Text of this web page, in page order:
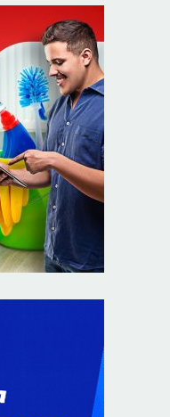
Nardes em
a crianças
sexual no DF
a 6ª Feira
de
feira (6)
direitos e canais
da propaganda de